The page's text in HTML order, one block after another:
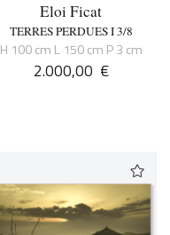
Eloi Ficat
TERRES PERDUES I 3/8
H 100 cm L 150 cm P 3 cm
2.000,00 €